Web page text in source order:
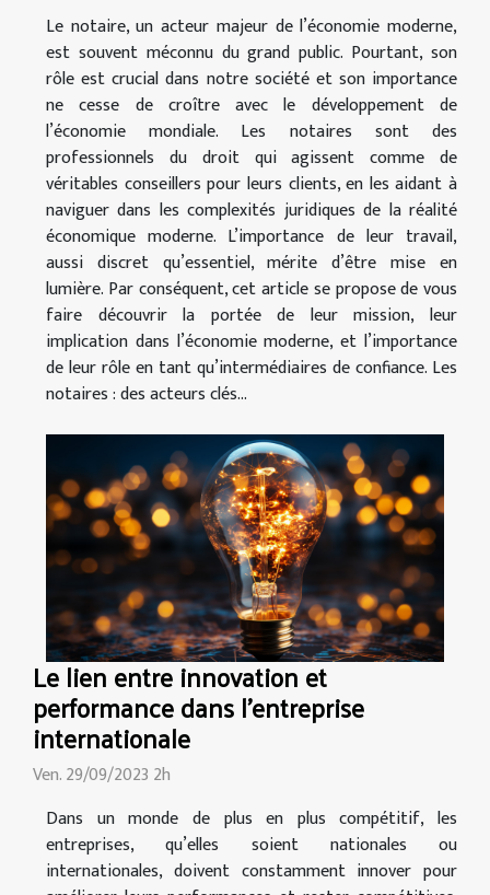
Le notaire, un acteur majeur de l’économie moderne,
est souvent méconnu du grand public. Pourtant, son
rôle est crucial dans notre société et son importance
ne cesse de croître avec le développement de
l’économie mondiale. Les notaires sont des
professionnels du droit qui agissent comme de
véritables conseillers pour leurs clients, en les aidant à
naviguer dans les complexités juridiques de la réalité
économique moderne. L’importance de leur travail,
aussi discret qu’essentiel, mérite d’être mise en
lumière. Par conséquent, cet article se propose de vous
faire découvrir la portée de leur mission, leur
implication dans l’économie moderne, et l’importance
de leur rôle en tant qu’intermédiaires de confiance. Les
notaires : des acteurs clés...
Le lien entre innovation et
performance dans l'entreprise
internationale
Ven. 29/09/2023 2h
Dans un monde de plus en plus compétitif, les
entreprises, qu’elles soient nationales ou
internationales, doivent constamment innover pour